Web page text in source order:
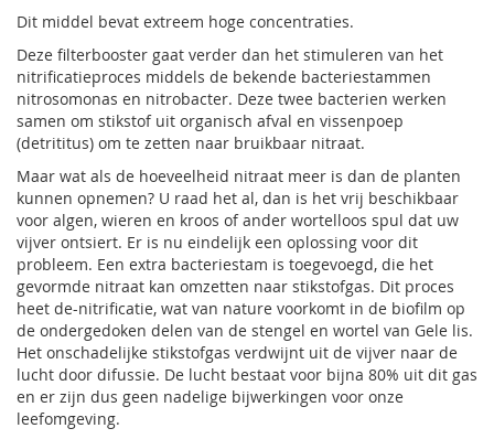
Dit middel bevat extreem hoge concentraties.
Deze filterbooster gaat verder dan het stimuleren van het
nitrificatieproces middels de bekende bacteriestammen
nitrosomonas en nitrobacter. Deze twee bacterien werken
samen om stikstof uit organisch afval en vissenpoep
(detrititus) om te zetten naar bruikbaar nitraat.
Maar wat als de hoeveelheid nitraat meer is dan de planten
kunnen opnemen? U raad het al, dan is het vrij beschikbaar
voor algen, wieren en kroos of ander wortelloos spul dat uw
vijver ontsiert. Er is nu eindelijk een oplossing voor dit
probleem. Een extra bacteriestam is toegevoegd, die het
gevormde nitraat kan omzetten naar stikstofgas. Dit proces
heet de-nitrificatie, wat van nature voorkomt in de biofilm op
de ondergedoken delen van de stengel en wortel van Gele lis.
Het onschadelijke stikstofgas verdwijnt uit de vijver naar de
lucht door difussie. De lucht bestaat voor bijna 80% uit dit gas
en er zijn dus geen nadelige bijwerkingen voor onze
leefomgeving.